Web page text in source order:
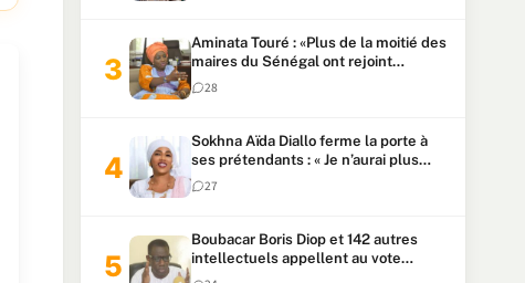
Aminata Touré : «Plus de la moitié des
maires du Sénégal ont rejoint
Kiiraay»
28
Sokhna Aïda Diallo ferme la porte à
ses prétendants : « Je n’aurai plus
jamais un autre mari »
27
Boubacar Boris Diop et 142 autres
intellectuels appellent au vote
urgent de la révision